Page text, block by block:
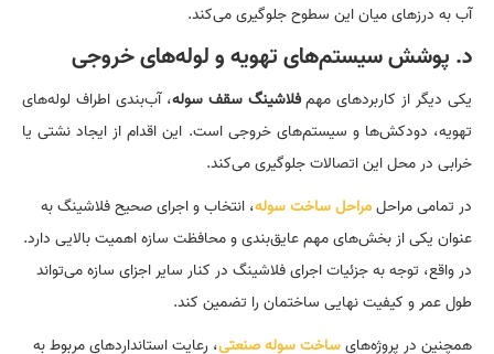
آب به درزهای میان این سطوح جلوگیری می‌کند.
د. پوشش سیستم‌های تهویه و لوله‌های خروجی
یکی دیگر از کاربردهای مهمفلاشینگ سقف سوله، آب‌بندی اطراف لوله‌های
تهویه، دودکش‌ها و سیستم‌های خروجی است. این اقدام از ایجاد نشتی یا
خرابی در محل این اتصالات جلوگیری می‌کند.
در تمامی مراحلمراحل ساخت سوله، انتخاب و اجرای صحیح فلاشینگ به
عنوان یکی از بخش‌های مهم عایق‌بندی و محافظت سازه اهمیت بالایی دارد.
در واقع، توجه به جزئیات اجرای فلاشینگ در کنار سایر اجزای سازه می‌تواند
طول عمر و کیفیت نهایی ساختمان را تضمین کند.
همچنین در پروژه‌هایساخت سوله صنعتی، رعایت استانداردهای مربوط به